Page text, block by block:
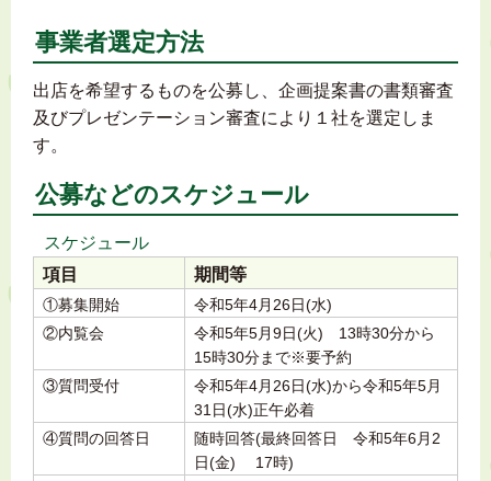
事業者選定方法
出店を希望するものを公募し、企画提案書の書類審査
及びプレゼンテーション審査により１社を選定しま
す。
公募などのスケジュール
スケジュール
項目
期間等
①募集開始
令和5年4月26日(水)
②内覧会
令和5年5月9日(火) 13時30分から
15時30分まで※要予約
③質問受付
令和5年4月26日(水)から令和5年5月
31日(水)正午必着
④質問の回答日
随時回答(最終回答日 令和5年6月2
日(金) 17時)